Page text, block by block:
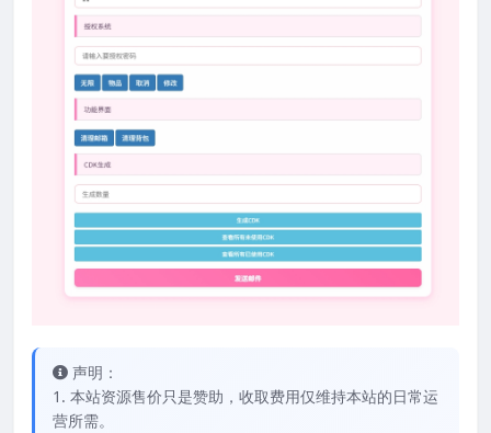
声明：
1. 本站资源售价只是赞助，收取费用仅维持本站的日常运
营所需。